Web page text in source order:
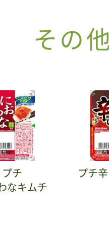
その
プチ
なキムチ
プチ